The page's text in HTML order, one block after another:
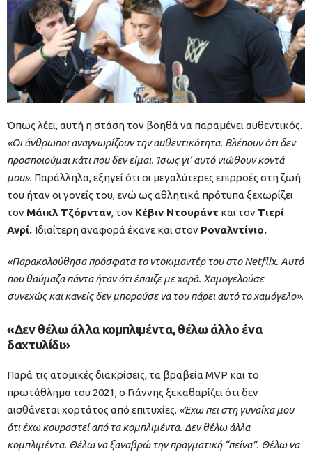
Όπως λέει, αυτή η στάση τον βοηθά να παραμένει αυθεντικός.
«Οι άνθρωποι αναγνωρίζουν την αυθεντικότητα. Βλέπουν ότι δεν
προσποιούμαι κάτι που δεν είμαι. Ίσως γι’ αυτό νιώθουν κοντά
μου». Παράλληλα, εξηγεί ότι οι μεγαλύτερες επιρροές στη ζωή
του ήταν οι γονείς του, ενώ ως αθλητικά πρότυπα ξεχωρίζει
τον Μάικλ Τζόρνταν, τον Κέβιν Ντουράντ και τον Τιερί
Ανρί. Ιδιαίτερη αναφορά έκανε και στον Ροναλντίνιο.
«Παρακολούθησα πρόσφατα το ντοκιμαντέρ του στο Netflix. Αυτό
που θαύμαζα πάντα ήταν ότι έπαιζε με χαρά. Χαμογελούσε
συνεχώς και κανείς δεν μπορούσε να του πάρει αυτό το χαμόγελο».
«Δεν θέλω άλλα κομπλιμέντα, θέλω άλλο ένα
δαχτυλίδι»
Παρά τις ατομικές διακρίσεις, τα βραβεία MVP και το
πρωτάθλημα του 2021, ο Γιάννης ξεκαθαρίζει ότι δεν
αισθάνεται χορτάτος από επιτυχίες. «Έχω πει στη γυναίκα μου
ότι έχω κουραστεί από τα κομπλιμέντα. Δεν θέλω άλλα
κομπλιμέντα. Θέλω να ξαναβρώ την πραγματική “πείνα”. Θέλω να